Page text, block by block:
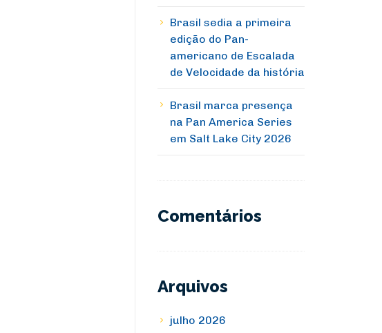
Brasil sedia a primeira
edição do Pan-
americano de Escalada
de Velocidade da história
Brasil marca presença
na Pan America Series
em Salt Lake City 2026
Comentários
Arquivos
julho 2026